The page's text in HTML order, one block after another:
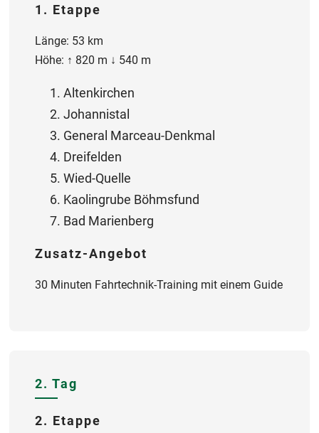
1. Etappe
Länge: 53 km
Höhe: ↑ 820 m ↓ 540 m
Altenkirchen
Johannistal
General Marceau-Denkmal
Dreifelden
Wied-Quelle
Kaolingrube Böhmsfund
Bad Marienberg
Zusatz-Angebot
30 Minuten Fahrtechnik-Training mit einem Guide
2. Tag
2. Etappe